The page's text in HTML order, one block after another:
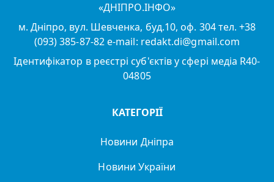
«ДНІПРО.ІНФО»
м. Дніпро, вул. Шевченка, буд.10, оф. 304 тел. +38
(093) 385-87-82 e-mail: redakt.di@gmail.com
Ідентифікатор в реєстрі суб'єктів у сфері медіа R40-
04805
КАТЕГОРІЇ
Новини Дніпра
Новини України